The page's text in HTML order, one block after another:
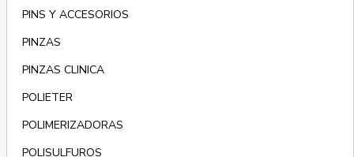
PINS Y ACCESORIOS
PINZAS
PINZAS CLINICA
POLIETER
POLIMERIZADORAS
POLISULFUROS